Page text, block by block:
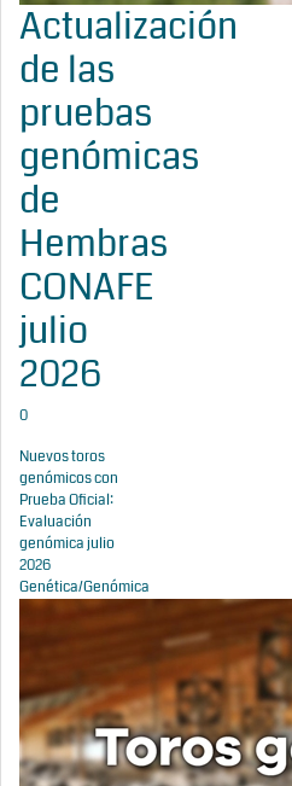
Actualización
de las
pruebas
genómicas
de
Hembras
CONAFE
julio
2026
0
Nuevos toros
genómicos con
Prueba Oficial:
Evaluación
genómica julio
2026
Genética/Genómica